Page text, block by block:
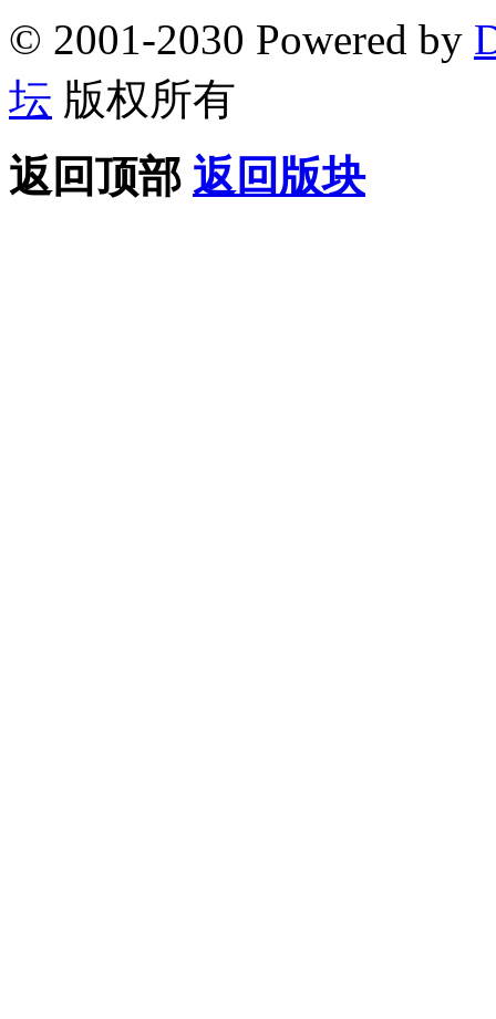
© 2001-2030 Powered by
坛 版权所有
返回顶部 返回版块